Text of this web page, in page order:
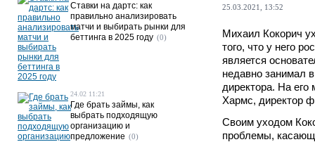
25.03.2021, 13:52
Михаил Кокорич
того, что у него
является
недавно занимал
директора. На
Хармс, директор
Своим уходом
проблемы,
Ставки на дартс: как
правильно анализировать
матчи и выбирать рынки для
беттинга в 2025 году (0)
24.02 11:21
Где брать займы, как
выбрать подходящую
организацию и
предложение (0)